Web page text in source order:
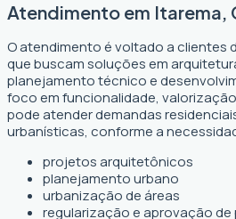
Atendimento em Itarema,
O atendimento é voltado a clientes
que buscam soluções em
planejamento técnico e
foco em funcionalidade,
pode atender demandas
urbanísticas, conforme a
projetos arquitetônicos
planejamento urbano
urbanização de áreas
regularização e aprovação